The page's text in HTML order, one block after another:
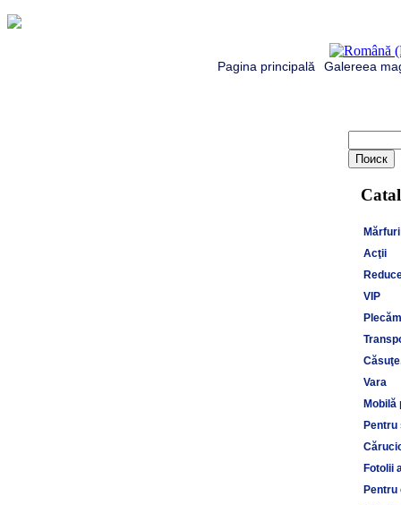
Pagina principală Galereea
Acţii
VIP
Vara
Mobilă
Pentru
Fotolii